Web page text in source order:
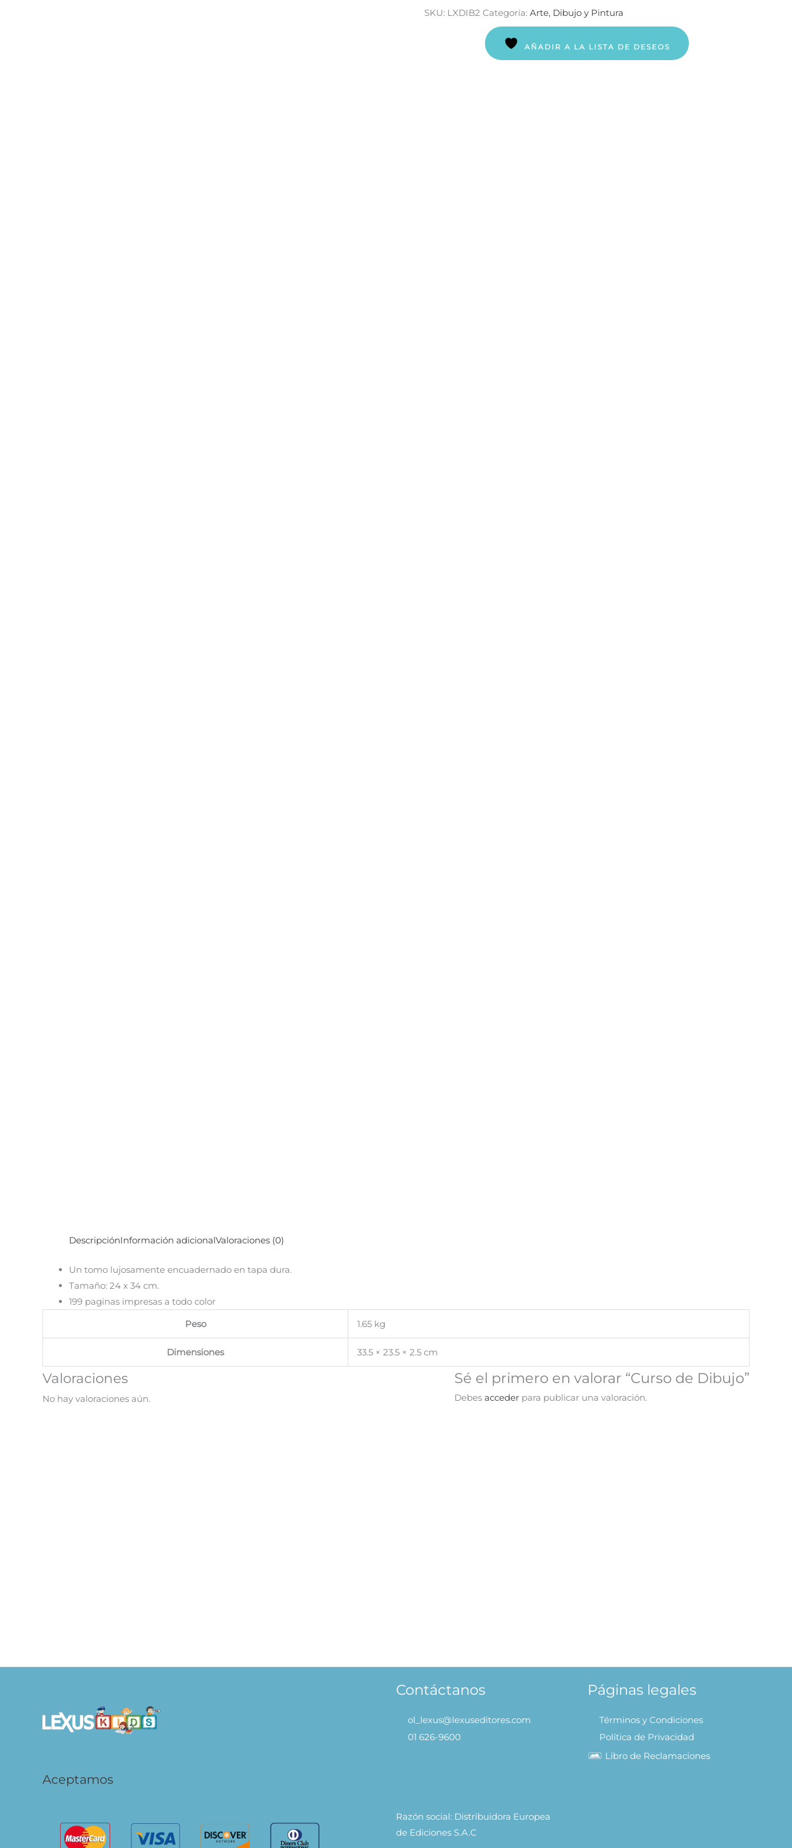
SKU: LXDIB2 Categoría: Arte, Dibujo y Pintura
AÑADIR A LA LISTA DE DESEOS
DescripciónInformación adicionalValoraciones (0)
Un tomo lujosamente encuadernado en tapa dura.
Tamaño: 24 x 34 cm.
199 paginas impresas a todo color
Peso
1.65 kg
Dimensiones 33.5 × 23.5 × 2.5 cm
Valoraciones
No hay valoraciones aún.
Sé el primero en valorar “Curso de Dibujo”
Debes acceder para publicar una valoración.
Aceptamos
Contáctanos
ol_lexus@lexuseditores.com
01 626-9600
Razón social: Distribuidora Europea
de Ediciones S.A.C
Páginas legales
Términos y Condiciones
Política de Privacidad
Libro de Reclamaciones